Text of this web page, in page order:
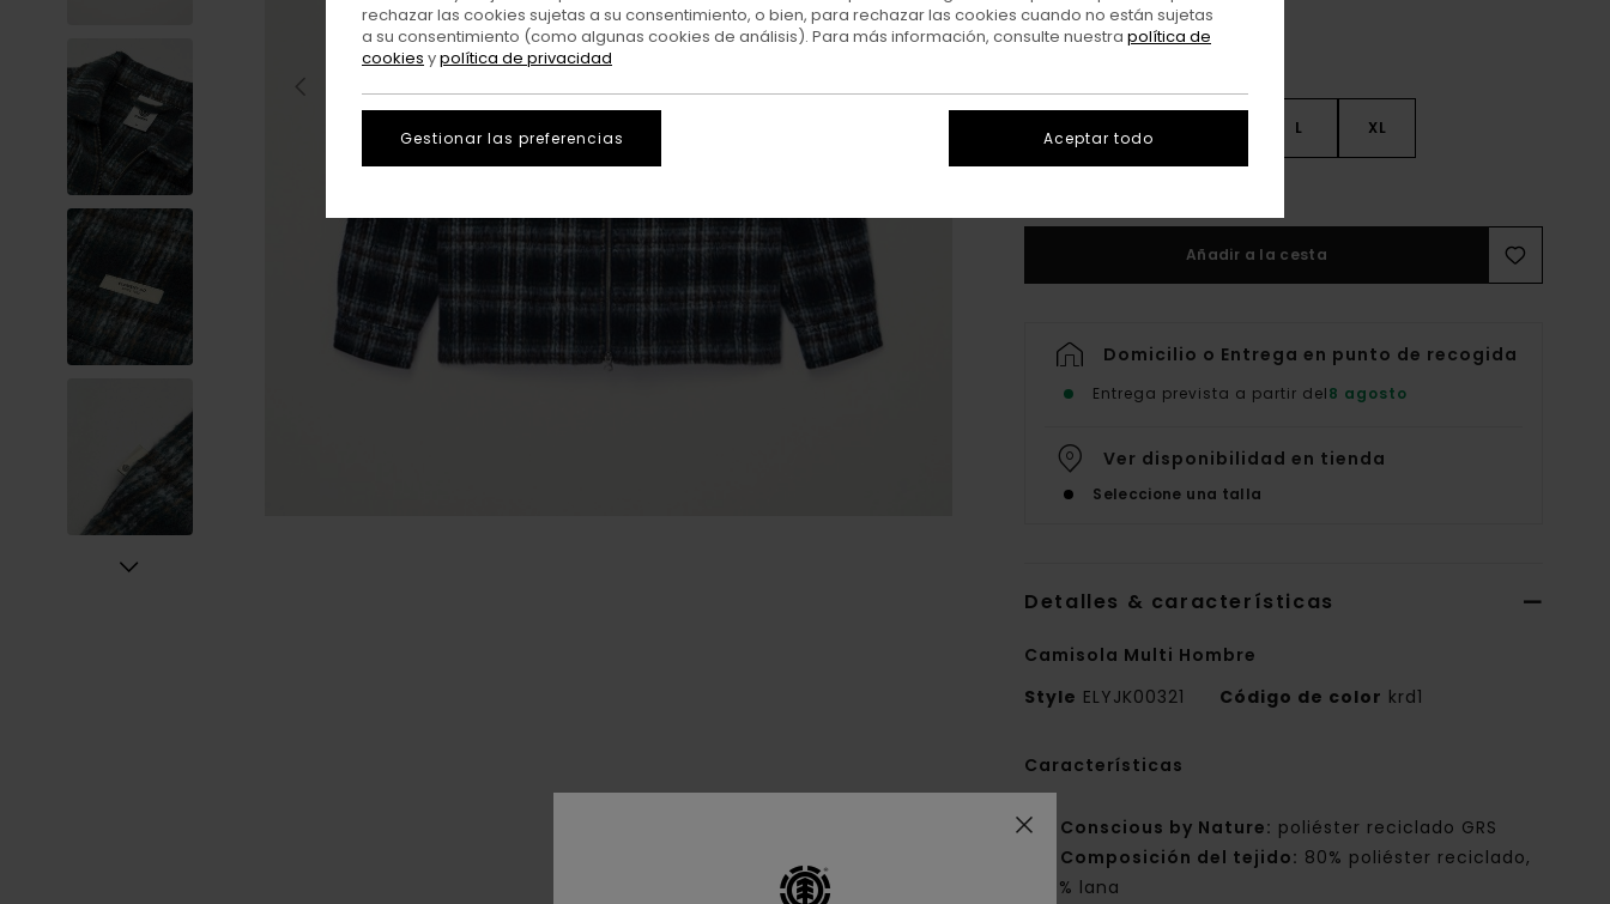
L XL
Añadir a la cesta
Domicilio o Entrega en punto de recogida
Entrega prevista a partir del8 agosto
Ver disponibilidad en tienda
Seleccione una talla
Detalles & características
Camisola Multi Hombre
Style ELYJK00321 Código de color krd1
Características
Conscious by Nature: poliéster reciclado GRS
Composición del tejido: 80% poliéster reciclado,
20% lana
rechazar las cookies sujetas a su consentimiento, o bien, para rechazar las cookies cuando no están sujetas
a su consentimiento (como algunas cookies de análisis). Para más información, consulte nuestra política de
cookies ypolítica de privacidad
Gestionar las preferencias Aceptar todo